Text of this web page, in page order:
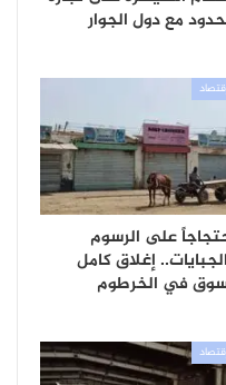
مع دول الجوار
على الرسوم
إغلاق كامل
في الخرطوم